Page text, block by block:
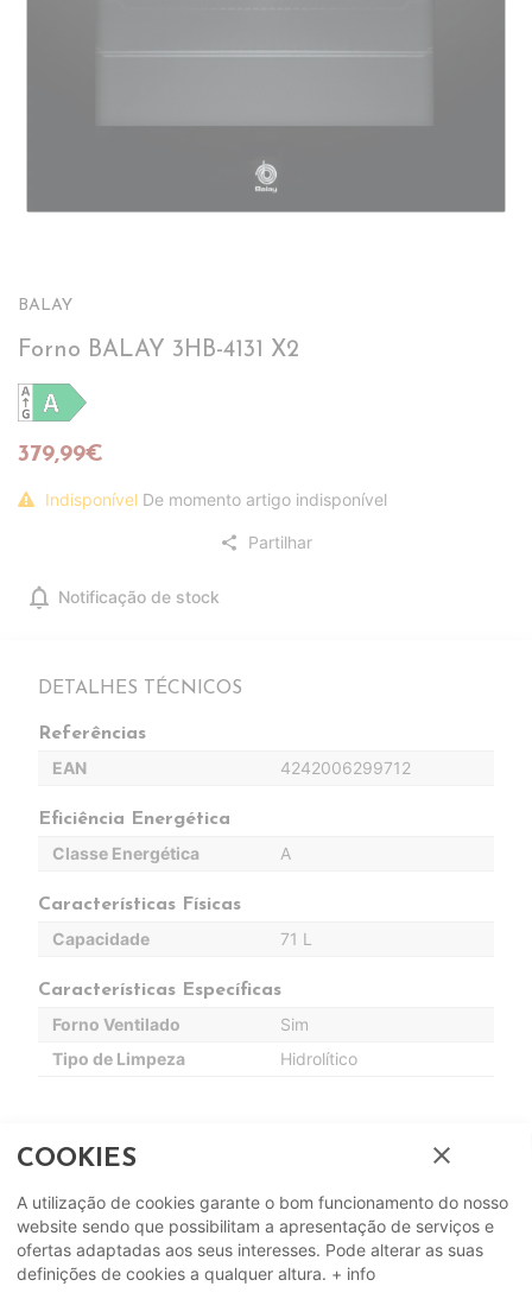
BALAY
Forno BALAY 3HB-4131 X2
379,99€
Indisponível De momento artigo indisponível
share Partilhar
notifications Notificação de stock
DETALHES TÉCNICOS
Referências
EAN 4242006299712
Eficiência Energética
Classe Energética A
Características Físicas
Capacidade 71 L
Características Específicas
Forno Ventilado
Sim
Tipo de Limpeza
Hidrolítico
Complete o seu ambiente
COOKIES close
A utilização de cookies garante o bom funcionamento do nosso
website sendo que possibilitam a apresentação de serviços e
ofertas adaptadas aos seus interesses. Pode alterar as suas
definições de cookies a qualquer altura. + info